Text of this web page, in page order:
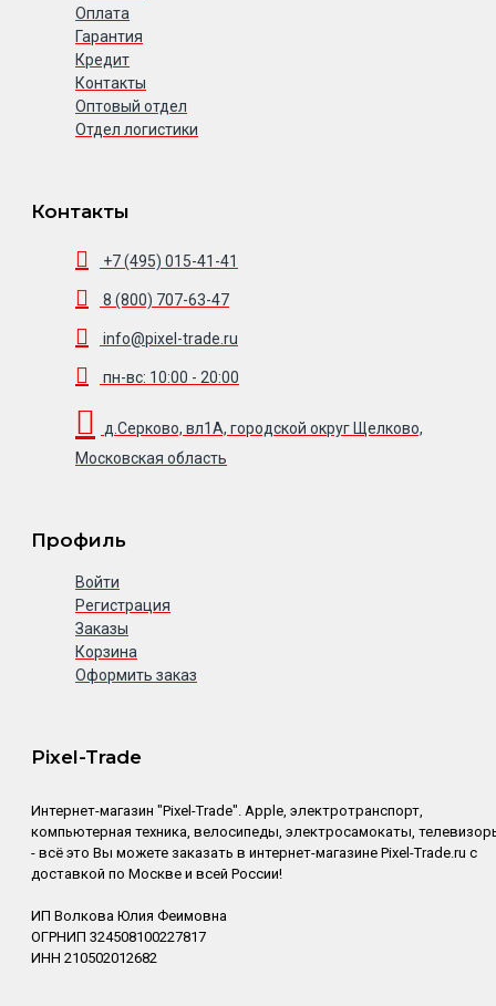
Оплата
Гарантия
Кредит
Контакты
Оптовый отдел
Отдел логистики
Контакты
+7 (495) 015-41-41
8 (800) 707-63-47
info@pixel-trade.ru
пн-вс: 10:00 - 20:00
д.Серково, вл1А, городской округ Щелково,
Московская область
Профиль
Войти
Регистрация
Заказы
Корзина
Оформить заказ
Pixel-Trade
Интернет-магазин "Pixel-Trade". Apple, электротранспорт,
компьютерная техника, велосипеды, электросамокаты,
- всё это Вы можете заказать в интернет-магазине Pixel-Trade.ru с
доставкой по Москве и всей России!
ИП Волкова Юлия Феимовна
ОГРНИП 324508100227817
ИНН 210502012682